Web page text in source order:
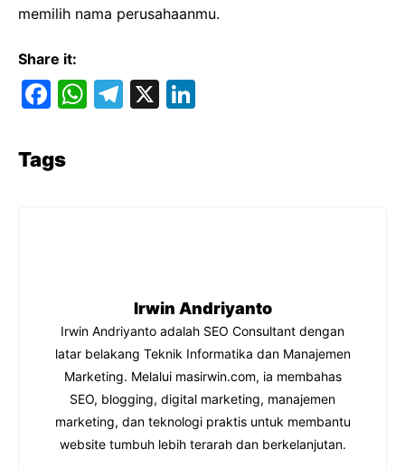
memilih nama perusahaanmu.
Share it:
F
c
e
W T
X
Tags
Irwin Andriyanto
Irwin Andriyanto adalah SEO Consultant dengan
latar belakang Teknik Informatika dan Manajemen
Marketing. Melalui masirwin.com, ia membahas
SEO, blogging, digital marketing, manajemen
marketing, dan teknologi praktis untuk membantu
website tumbuh lebih terarah dan berkelanjutan.